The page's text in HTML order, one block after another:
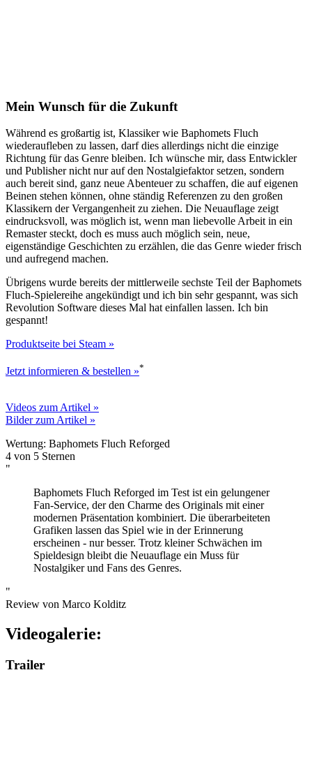
Mein Wunsch für die Zukunft
Während es großartig ist, Klassiker wie Baphomets Fluch
wiederaufleben zu lassen, darf dies allerdings nicht die einzige
Richtung für das Genre bleiben. Ich wünsche mir, dass Entwickler
und Publisher nicht nur auf den Nostalgiefaktor setzen, sondern
auch bereit sind, ganz neue Abenteuer zu schaffen, die auf eigenen
Beinen stehen können, ohne ständig Referenzen zu den großen
Klassikern der Vergangenheit zu ziehen. Die Neuauflage zeigt
eindrucksvoll, was möglich ist, wenn man liebevolle Arbeit in ein
Remaster steckt, doch es muss auch möglich sein, neue,
eigenständige Geschichten zu erzählen, die das Genre wieder frisch
und aufregend machen.
Übrigens wurde bereits der mittlerweile sechste Teil der Baphomets
Fluch-Spielereihe angekündigt und ich bin sehr gespannt, was sich
Revolution Software dieses Mal hat einfallen lassen. Ich bin
gespannt!
Produktseite bei Steam »
Jetzt informieren & bestellen »*
Videos zum Artikel »
Bilder zum Artikel »
Wertung: Baphomets Fluch Reforged
4 von 5 Sternen
"
Baphomets Fluch Reforged im Test ist ein gelungener
Fan-Service, der den Charme des Originals mit einer
modernen Präsentation kombiniert. Die überarbeiteten
Grafiken lassen das Spiel wie in der Erinnerung
erscheinen - nur besser. Trotz kleiner Schwächen im
Spieldesign bleibt die Neuauflage ein Muss für
Nostalgiker und Fans des Genres.
"
Review von Marco Kolditz
Videogalerie:
Trailer